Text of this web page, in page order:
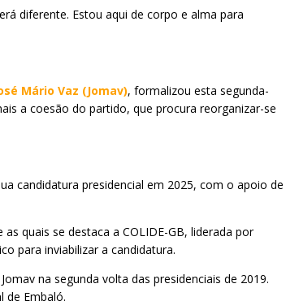
diferente. Estou aqui de corpo e alma para
Mário Vaz (Jomav), formalizou esta segunda-
a coesão do partido, que procura reorganizar-se
candidatura presidencial em 2025, com o apoio de
quais se destaca a COLIDE-GB, liderada por
para inviabilizar a candidatura.
na segunda volta das presidenciais de 2019.
de Embaló.